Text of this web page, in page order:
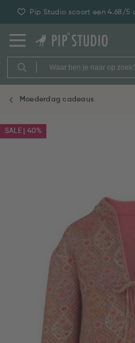
Pip Studio scoort een 4.68/5
Moederdag cadeaus
SALE | 40%